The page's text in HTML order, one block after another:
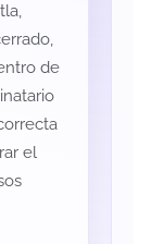
de
el